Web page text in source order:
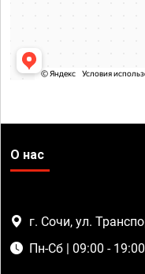
О нас
г. Сочи, ул.
Пн-Сб | 09:00 - 19:00